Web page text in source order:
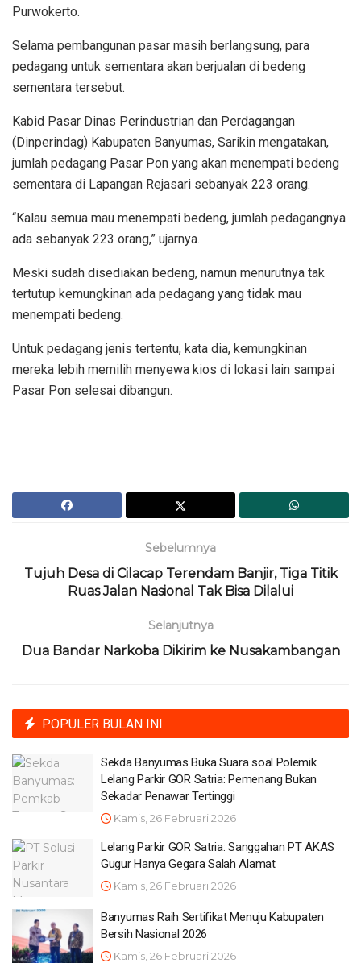
Purwokerto.
Selama pembangunan pasar masih berlangsung, para
pedagang untuk sementara akan berjualan di bedeng
sementara tersebut.
Kabid Pasar Dinas Perindustrian dan Perdagangan
(Dinperindag) Kabupaten Banyumas, Sarikin mengatakan,
jumlah pedagang Pasar Pon yang akan menempati bedeng
sementara di Lapangan Rejasari sebanyak 223 orang.
“Kalau semua mau menempati bedeng, jumlah pedagangnya
ada sebanyak 223 orang,” ujarnya.
Meski sudah disediakan bedeng, namun menurutnya tak
tertutup kemungkinan ada pedagang yang tidak mau
menempati bedeng.
Untuk pedagang jenis tertentu, kata dia, kemungkinan
mereka lebih memilih menyewa kios di lokasi lain sampai
Pasar Pon selesai dibangun.
Sebelumnya
Tujuh Desa di Cilacap Terendam Banjir, Tiga Titik
Ruas Jalan Nasional Tak Bisa Dilalui
Selanjutnya
Dua Bandar Narkoba Dikirim ke Nusakambangan
POPULER BULAN INI
Sekda Banyumas Buka Suara soal Polemik
Lelang Parkir GOR Satria: Pemenang Bukan
Sekadar Penawar Tertinggi
Kamis, 26 Februari 2026
Lelang Parkir GOR Satria: Sanggahan PT AKAS
Gugur Hanya Gegara Salah Alamat
Kamis, 26 Februari 2026
Banyumas Raih Sertifikat Menuju Kabupaten
Bersih Nasional 2026
Kamis, 26 Februari 2026